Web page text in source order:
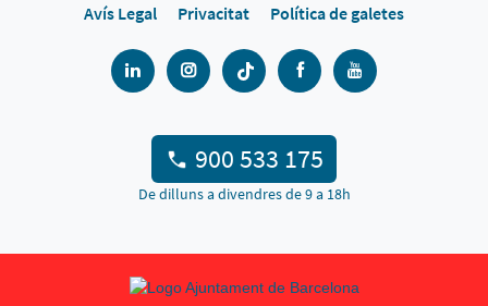
Avís Legal
Privacitat Política de galetes
900 533 175
De dilluns a divendres de 9 a 18h